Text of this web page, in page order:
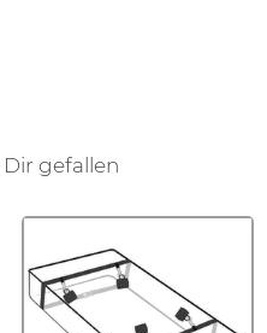
Dir auch
gefallen